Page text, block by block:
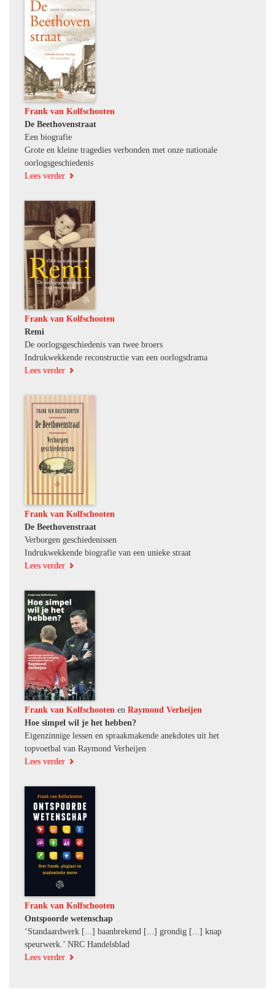
Frank van Kolfschooten
De Beethovenstraat
Een biografie
Grote en kleine tragedies verbonden met onze nationale
oorlogsgeschiedenis
Lees verder
Frank van Kolfschooten
Remi
De oorlogsgeschiedenis van twee broers
Indrukwekkende reconstructie van een oorlogsdrama
Lees verder
Frank van Kolfschooten
De Beethovenstraat
Verborgen geschiedenissen
Indrukwekkende biografie van een unieke straat
Lees verder
Frank van Kolfschooten en Raymond Verheijen
Hoe simpel wil je het hebben?
Eigenzinnige lessen en spraakmakende anekdotes uit het
topvoetbal van Raymond Verheijen
Lees verder
Frank van Kolfschooten
Ontspoorde wetenschap
‘Standaardwerk [...] baanbrekend [...] grondig [...] knap
speurwerk.’ NRC Handelsblad
Lees verder